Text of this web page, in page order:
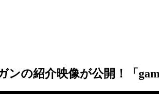
の紹介映像が公開！「